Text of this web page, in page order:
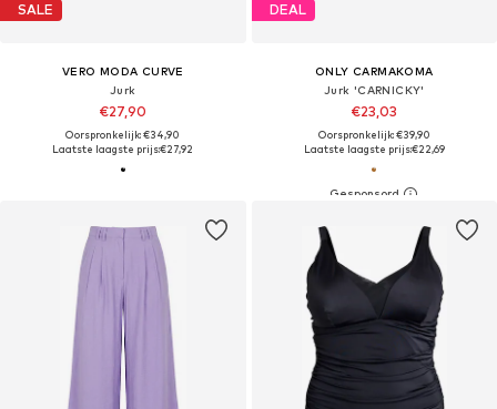
SALE
VERO MODA CURVE
Jurk
€27,90
Oorspronkelijk: €34,90
Laatste laagste prijs:€27,92
DEAL
ONLY CARMAKOMA
Jurk 'CARNICKY'
€23,03
Oorspronkelijk: €39,90
Laatste laagste prijs:€22,69